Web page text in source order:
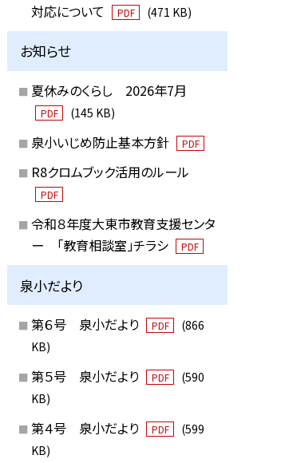
対応について
PDF (471 KB)
お知らせ
夏休みのくらし 2026年7月
PDF (145 KB)
泉小いじめ防止基本方針 PDF
R8クロムブック活用のルール
PDF
令和８年度大東市教育支援センタ
ー 「教育相談室」チラシ
PDF
泉小だより
第６号 泉小だより PDF
(866
KB)
第５号 泉小だより PDF
(590
KB)
第４号 泉小だより PDF
(599
KB)